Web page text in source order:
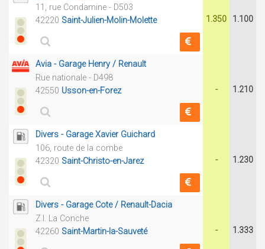
11, rue Condamine - D503
42220 Saint-Julien-Molin-Molette 1.350 1.100
Avia - Garage Henry / Renault
Rue nationale - D498
42550 Usson-en-Forez - 1.210
Divers - Garage Xavier Guichard
106, route de la combe
42320 Saint-Christo-en-Jarez - 1.230
Divers - Garage Cote / Renault-Dacia
Z.I. La Conche
42260 Saint-Martin-la-Sauveté - 1.333